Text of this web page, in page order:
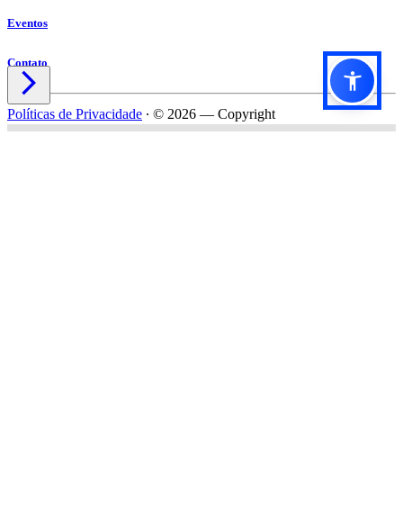
Eventos
Contato

Políticas de Privacidade ∙ © 2026 — Copyright